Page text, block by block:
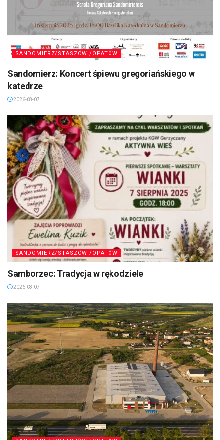
SANDOMIERZ/STASZÓW /OPATÓW
Sandomierz: Koncert śpiewu gregoriańskiego w
katedrze
2026-08-07
SANDOMIERZ/STASZÓW /OPATÓW
Samborzec: Tradycja w rękodziele
2026-08-07